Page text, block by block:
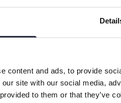
content and ads, to provide
site with our social media,
to them or that they’ve
polis och Svenska
på ön här finns därför arkiv
även omkring 11 miljoner
privata samlingar till
original som kan läsas i vår
av det mest
digitala läsesal, det och